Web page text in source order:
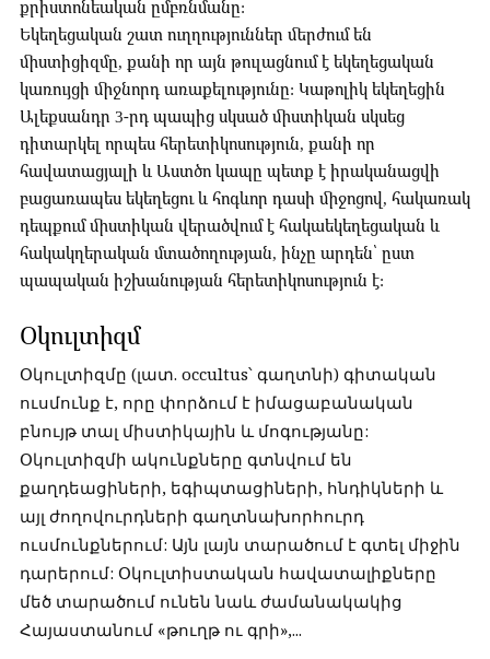
քրիստոնեական ըմբռնմանը:
Եկեղեցական շատ ուղղություններ մերժում են
միստիցիզմը, քանի որ այն թուլացնում է եկեղեցական
կառույցի միջնորդ առաքելությունը: Կաթոլիկ եկեղեցին
Ալեքսանդր 3-րդ պապից սկսած միստիկան սկսեց
դիտարկել որպես հերետիկոսություն, քանի որ
հավատացյալի և Աստծո կապը պետք է իրականացվի
բացառապես եկեղեցու և հոգևոր դասի միջոցով, հակառակ
դեպքում միստիկան վերածվում է հակաեկեղեցական և
հակակղերական մտածողության, ինչը արդեն՝ ըստ
պապական իշխանության հերետիկոսություն է:
Օկուլտիզմ
Օկուլտիզմը (լատ. occultus՝ գաղտնի) գիտական
ուսմունք է, որը փորձում է իմացաբանական
բնույթ տալ միստիկային և մոգությանը:
Օկուլտիզմի ակունքները գտնվում են
քաղդեացիների, եգիպտացիների, հնդիկների և
այլ ժողովուրդների գաղտնախորհուրդ
ուսմունքներում: Այն լայն տարածում է գտել միջին
դարերում: Օկուլտիստական հավատալիքները
մեծ տարածում ունեն նաև ժամանակակից
Հայաստանում «թուղթ ու գրի»,...